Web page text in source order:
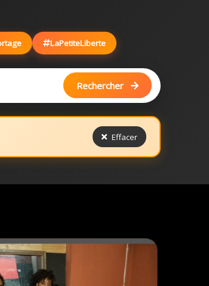
LaPetiteLiberte
Rechercher
Effacer